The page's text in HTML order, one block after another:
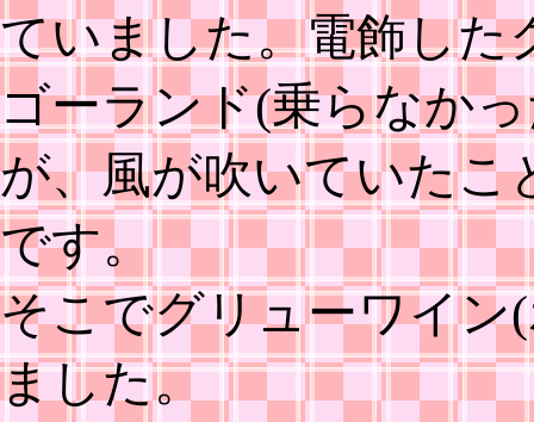
ていました。電飾した
ゴーランド(乗らなか
が、風が吹いていたこ
です。
そこでグリューワイン
ました。